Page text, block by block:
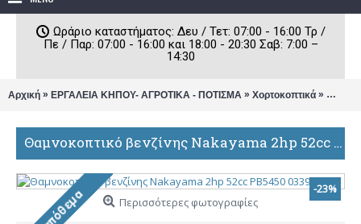
Ωράριο καταστήματος: Δευ / Τετ: 07:00 - 16:00 Τρ /
Πε / Παρ: 07:00 - 16:00 και 18:00 - 20:30 Σαβ: 7:00 –
14:30
Αρχική » ΕΡΓΑΛΕΙΑ ΚΗΠΟΥ- ΑΓΡΟΤΙΚΑ - ΠΟΤΙΣΜΑ » Χορτοκοπτικά »
Θαμνοκοπτικό βενζίνης Nakayama 2hp 52cc PB5450 033967
-23%
Περισσότερες φωτογραφίες